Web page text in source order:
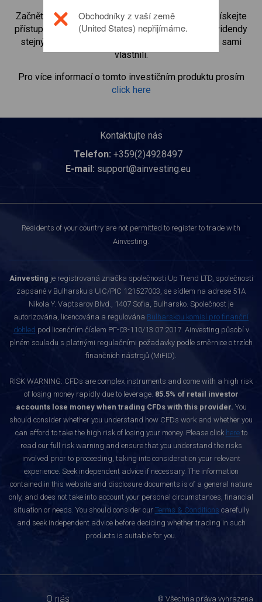
Začněte obchodovat CFD na Marks & Spencer
. Získejte
přístup ke kurzům v reálném čase a dostávejte dividendy
stejným způsobem, jako kdybyste akcie opravdu sami
vlastnili.
Pro více informací o tomto investičním produktu prosím
click here
Kontaktujte nás
Telefon: +359(2)4928497
E-mail: support@ainvesting.eu
Residents of your country are not permitted to register to trade with
Ainvesting.
Ainvesting je registrovaná značka společnosti Up Trend LTD, společnosti
zapsané v Bulharsku s UIC/PIC 121527003, se sídlem na adrese 51A
Nikola Y. Vaptsarov Blvd., 1407 Sofia, Bulharsko. Společnost je
autorizována, licencována a regulována Bulharskou komisí pro finanční
dohled pod licenčním číslem РГ-03-110/13.07.2017. Ainvesting působí v
plném souladu s platnými regulačními požadavky podle směrnice o trzích
finančních nástrojů (MiFID).
RISK WARNING: CFDs are complex instruments and come with a high risk
of losing money rapidly due to leverage. 85.5% of retail investor
accounts lose money when trading CFDs with this provider. You
should consider whether you understand how CFDs work and whether you
can afford to take the high risk of losing your money. Please click hereto
read our full risk warning and ensure that you understand the risks
involved prior to proceeding, taking into consideration your relevant
experience. Seek independent advice if necessary. The information
contained in this website and disclosure documents is of a general nature
only, and does not take into account your personal circumstances, financial
situation or needs. You should consider our Terms & Conditions carefully
and seek independent advice before deciding whether trading in such
products is suitable for you.
O nás © Všechna práva vyhrazena
Obchodníky z vaší země
(United States) nepřijímáme.